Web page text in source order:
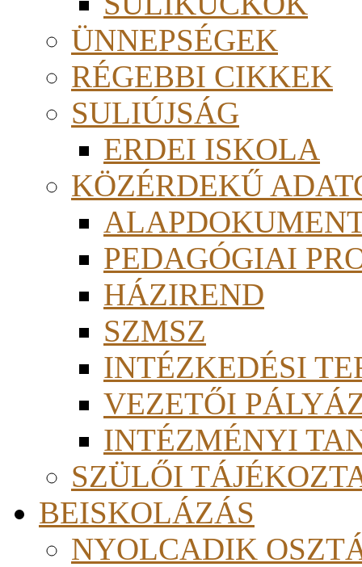
ÜNNEPSÉGEK
RÉGEBBI CIKKEK
SULIÚJSÁG
ERDEI ISKOLA
KÖZÉRDEKŰ
PEDAGÓGIAI
HÁZIREND
SZMSZ
INTÉZKEDÉSI
VEZETŐI
INTÉZMÉNYI
SZÜLŐI
BEISKOLÁZÁS
NYOLCADIK